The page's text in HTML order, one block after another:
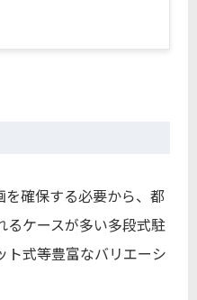
を確保する必要から、都
るケースが多い多段式駐
ト式等豊富なバリエーシ